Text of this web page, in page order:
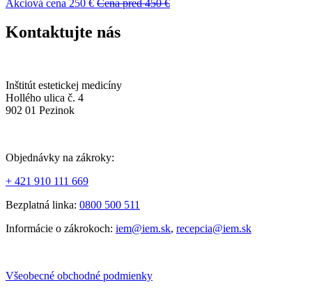
Akciová cena 250 € Cena pred 450 €
Kontaktujte nás
Inštitút estetickej medicíny
Hollého ulica č. 4
902 01 Pezinok
Objednávky na zákroky:
+ 421 910 111 669
Bezplatná linka: 0800 500 511
Informácie o zákrokoch: iem@iem.sk, recepcia@iem.sk
Všeobecné obchodné podmienky